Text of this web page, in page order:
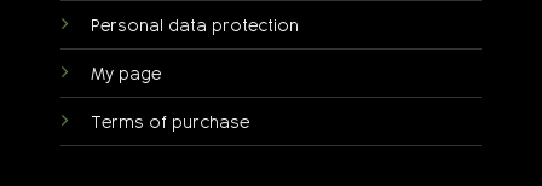
Personal data protection
My page
Terms of purchase